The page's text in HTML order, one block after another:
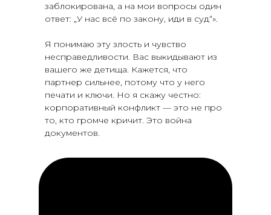
заблокирована, а на мои вопросы один
ответ: „У нас всё по закону, иди в суд“».
Я понимаю эту злость и чувство
несправедливости. Вас выкидывают из
вашего же детища. Кажется, что
партнер сильнее, потому что у него
печати и ключи. Но я скажу честно:
корпоративный конфликт — это не про
то, кто громче кричит. Это война
документов.